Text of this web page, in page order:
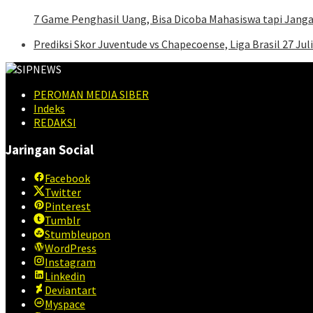
7 Game Penghasil Uang, Bisa Dicoba Mahasiswa tapi
Prediksi Skor Juventude vs Chapecoense, Liga Brasil 27
PEROMAN MEDIA SIBER
Indeks
REDAKSI
Jaringan Social
Facebook
Twitter
Pinterest
Tumblr
Stumbleupon
WordPress
Instagram
Linkedin
Deviantart
Myspace